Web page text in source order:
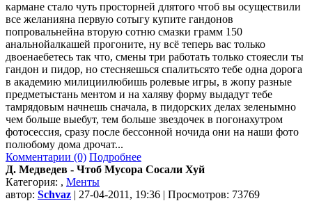
кармане стало чуть просторней длятого чтоб вы осуществили
все желанияна первую сотыгу купите гандонов
попровальнейна вторую сотню смазки грамм 150
анальнойалкашей прогоните, ну всё теперь вас только
двоенаебетесь так что, смены три работать только стояесли ты
гандон и пидор, но стесняешься спалитьсято тебе одна дорога
в академию милициилюбишь ролевые игры, в жопу разные
предметыстань ментом и на халяву форму выдадут тебе
тамрядовым начнешь сначала, в пидорских делах зеленымно
чем больше выебут, тем больше звездочек в погонахутром
фотосессия, сразу после бессонной ночида они на наши фото
полюбому дома дрочат...
Комментарии (0) Подробнее
Д. Медведев - Чтоб Мусора Сосали Хуй
Категория: , Менты
автор: Schvaz | 27-04-2011, 19:36 | Просмотров: 73769